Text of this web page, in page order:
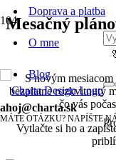
Doprava a platba
O mne
Blog
ahoj@charta.sk
MÁTE OTÁZKU? NAPÍŠTE
Mesačný
S novým
bezplatne rozkvitnutý
čo vás
Vytlačte si ho a